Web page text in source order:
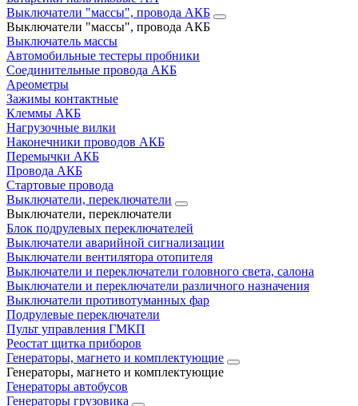
Выключатели "массы", провода АКБ
Выключатели "массы", провода АКБ
Выключатель массы
Автомобильные тестеры пробники
Соединительные провода АКБ
Ареометры
Зажимы контактные
Клеммы АКБ
Нагрузочные вилки
Наконечники проводов АКБ
Перемычки АКБ
Провода АКБ
Стартовые провода
Выключатели, переключатели
Выключатели, переключатели
Блок подрулевых переключателей
Выключатели аварийной сигнализации
Выключатели вентилятора отопителя
Выключатели и переключатели головного света, салона
Выключатели и переключатели различного назначения
Выключатели противотуманных фар
Подрулевые переключатели
Пульт управления ГМКП
Реостат щитка приборов
Генераторы, магнето и комплектующие
Генераторы, магнето и комплектующие
Генераторы автобусов
Генераторы грузовика